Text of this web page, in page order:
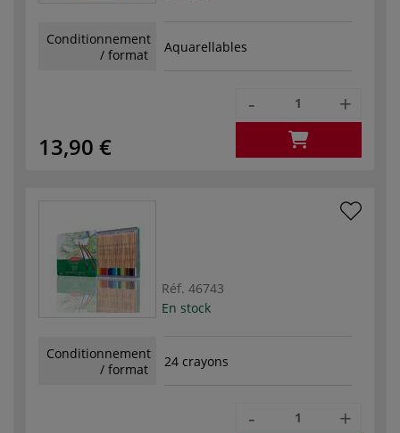
Conditionnement
/ format
Aquarellables
13,90 €
- +
Réf. 46743
En stock
Conditionnement
/ format
24 crayons
- +